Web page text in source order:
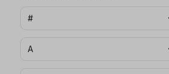
#
A